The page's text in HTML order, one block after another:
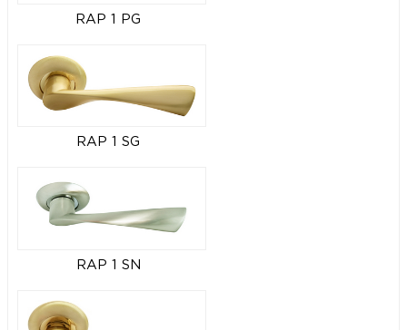
RAP 1 PG
RAP 1 SG
RAP 1 SN